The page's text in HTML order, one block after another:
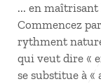
... en maîtrisant
Commencez
rythment
qui veut dire «
se substitue à